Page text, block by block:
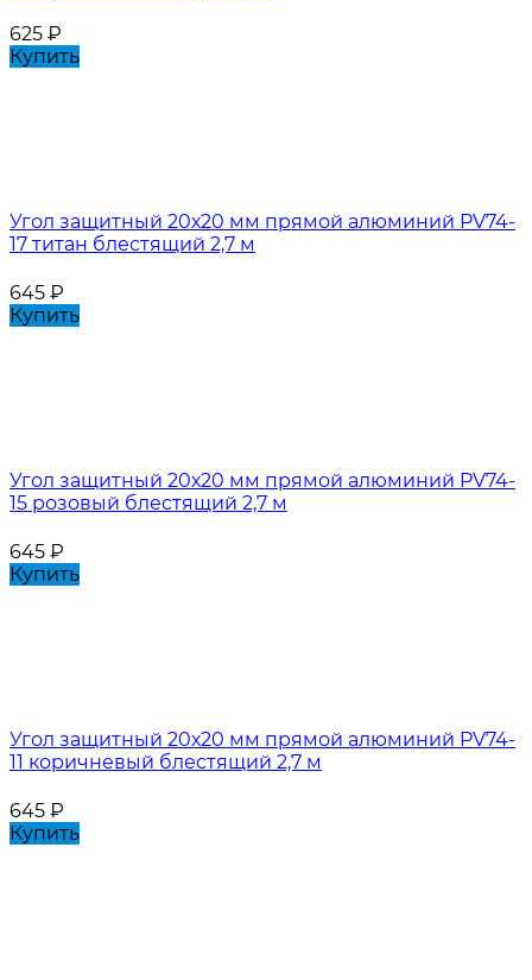
625 ₽
Купить
Угол защитный 20х20 мм прямой алюминий PV74-
17 титан блестящий 2,7 м
645 ₽
Купить
Угол защитный 20х20 мм прямой алюминий PV74-
15 розовый блестящий 2,7 м
645 ₽
Купить
Угол защитный 20х20 мм прямой алюминий PV74-
11 коричневый блестящий 2,7 м
645 ₽
Купить